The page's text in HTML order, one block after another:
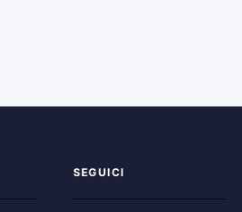
SEGUICI